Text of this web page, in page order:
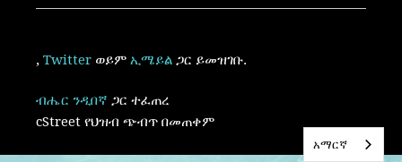
,Twitter ወይምኢሜይል ጋር ይመዝገቡ.
ብሔር ንዲበኛ ጋር ተፈጠረ
cStreet የህዝብ ጭብጥበመጠቀም
አማርኛ